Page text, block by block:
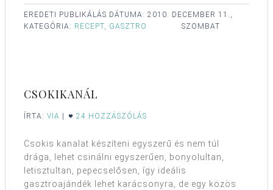
EREDETI PUBLIKÁLÁS DÁTUMA: 2010. DECEMBER 11.,
SZOMBAT
KATEGÓRIA: RECEPT, GASZTRO
CSOKIKANÁL
ÍRTA: VIA 24 HOZZÁSZÓLÁS
Csokis kanalat készíteni egyszerű és nem túl
drága, lehet csinálni egyszerűen, bonyolultan,
letisztultan, pepecselősen, így ideális
gasztroajándék lehet karácsonyra, de egy közös